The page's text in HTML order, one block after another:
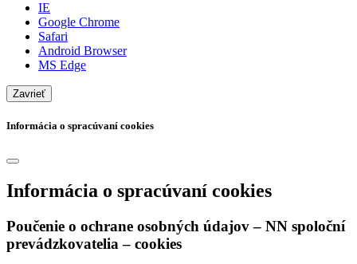
IE
Google Chrome
Safari
Android Browser
MS Edge
Zavrieť
Informácia o spracúvaní cookies
Informácia o spracúvaní cookies
Poučenie o ochrane osobných údajov – NN spoloční
prevádzkovatelia – cookies